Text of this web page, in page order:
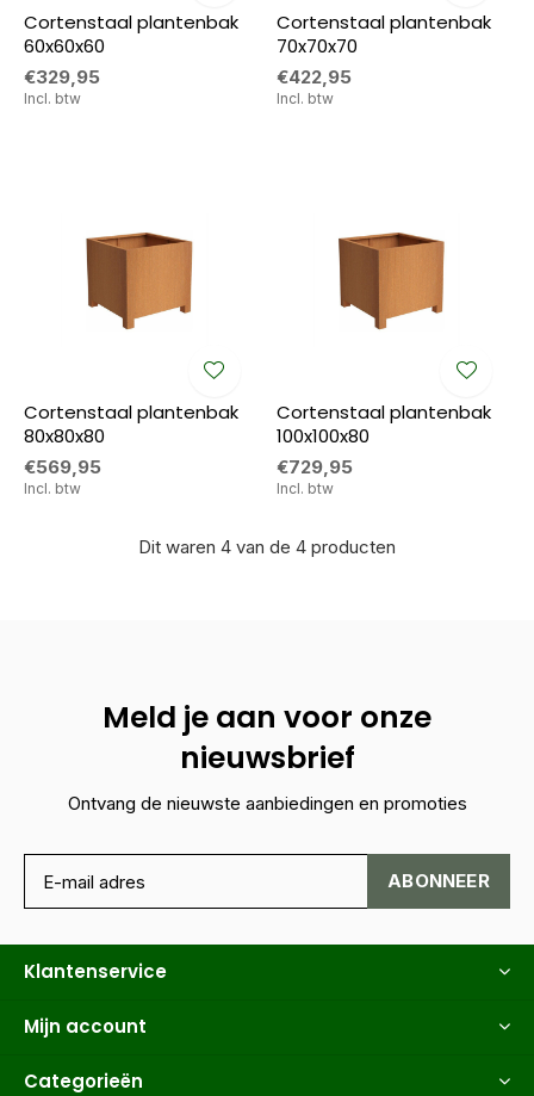
Cortenstaal plantenbak
60x60x60
€329,95
Incl. btw
Cortenstaal plantenbak
70x70x70
€422,95
Incl. btw
Cortenstaal plantenbak
80x80x80
€569,95
Incl. btw
Cortenstaal plantenbak
100x100x80
€729,95
Incl. btw
Dit waren 4 van de 4 producten
Meld je aan voor onze
nieuwsbrief
Ontvang de nieuwste aanbiedingen en promoties
ABONNEER
Klantenservice
Mijn account
Categorieën